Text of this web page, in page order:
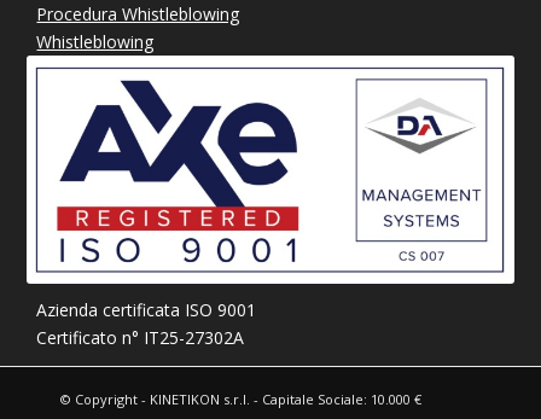
Procedura Whistleblowing
Whistleblowing
Azienda certificata ISO 9001
Certificato n° IT25-27302A
© Copyright - KINETIKON s.r.l. - Capitale Sociale: 10.000 €